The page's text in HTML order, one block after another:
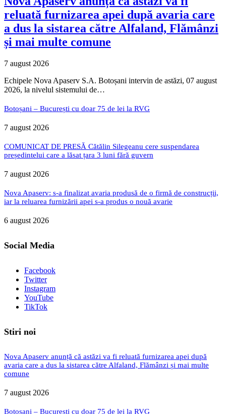
reluată furnizarea apei după avaria care
a dus la sistarea către Alfaland, Flămânzi
și mai multe comune
7 august 2026
Echipele Nova Apaserv S.A. Botoșani intervin de astăzi, 07 august
2026, la nivelul sistemului de…
Botoșani – București cu doar 75 de lei la RVG
7 august 2026
COMUNICAT DE PRESĂ Cătălin Silegeanu cere suspendarea
președintelui care a lăsat țara 3 luni fără guvern
7 august 2026
Nova Apaserv: s-a finalizat avaria produsă de o firmă de construcții,
iar la reluarea furnizării apei s-a produs o nouă avarie
6 august 2026
Social Media
Facebook
Twitter
Instagram
YouTube
TikTok
Stiri noi
Nova Apaserv anunță că astăzi va fi reluată furnizarea apei după
avaria care a dus la sistarea către Alfaland, Flămânzi și mai multe
comune
7 august 2026
Botoșani – București cu doar 75 de lei la RVG